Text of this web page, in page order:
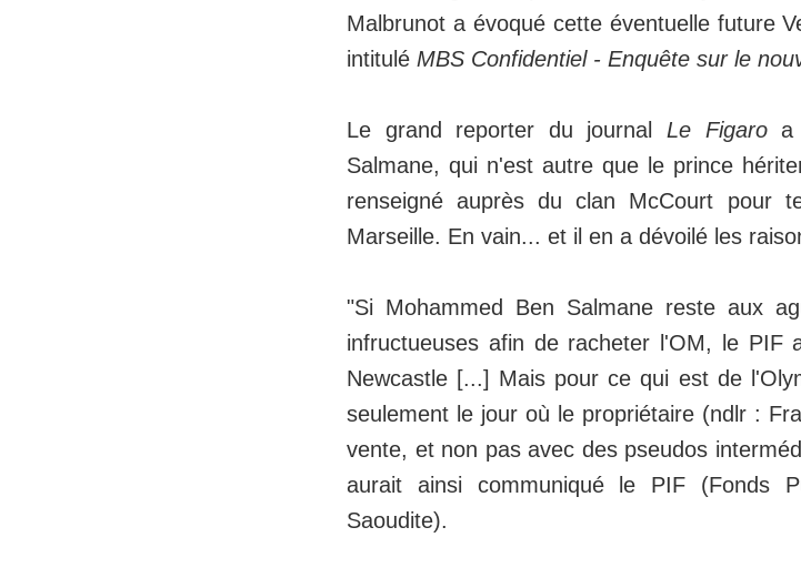
Malbrunot a évoqué cette éventuelle future
intitulé MBS Confidentiel - Enquête sur le
Le grand reporter du journal Le Figaroa
Salmane, qui n'est autre que le prince
renseigné auprès du clan McCourt pour
Marseille. En vain... et il en a dévoilé les
"Si Mohammed Ben Salmane reste aux
infructueuses afin de racheter l'OM, le
Newcastle [...] Mais pour ce qui est de
seulement le jour où le propriétaire (ndlr :
vente, et non pas avec des pseudos
aurait ainsi communiqué le PIF (Fonds
Saoudite).